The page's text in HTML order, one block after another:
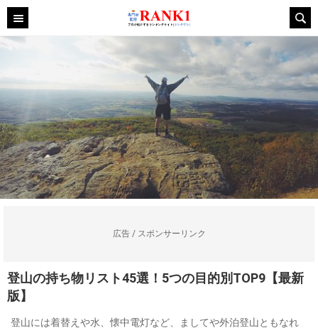
広告 / スポンサーリンク
登山の持ち物リスト45選！5つの目的別TOP9【最新
版】
登山には着替えや水、懐中電灯など、ましてや外泊登山ともなれ